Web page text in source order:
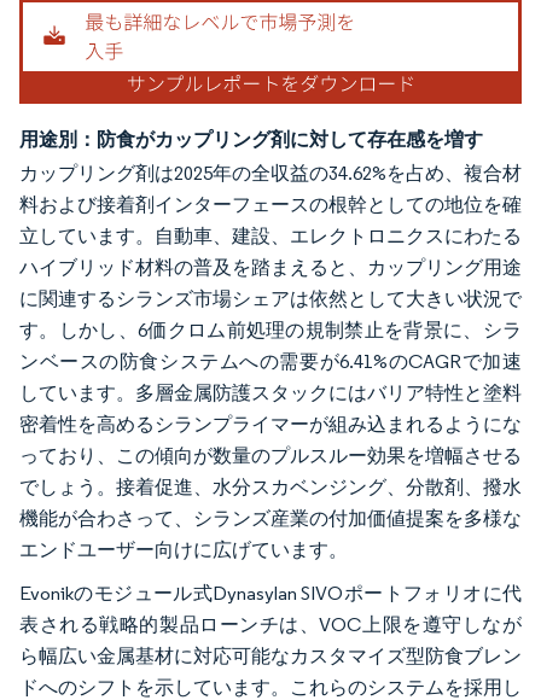
用途別：防食がカップリング剤に対して存在感を増す
カップリング剤は2025年の全収益の34.62%を占め、複合材
料および接着剤インターフェースの根幹としての地位を確
立しています。自動車、建設、エレクトロニクスにわたる
ハイブリッド材料の普及を踏まえると、カップリング用途
に関連するシランズ市場シェアは依然として大きい状況で
す。しかし、6価クロム前処理の規制禁止を背景に、シラ
ンベースの防食システムへの需要が6.41%のCAGRで加速
しています。多層金属防護スタックにはバリア特性と塗料
密着性を高めるシランプライマーが組み込まれるようにな
っており、この傾向が数量のプルスルー効果を増幅させる
でしょう。接着促進、水分スカベンジング、分散剤、撥水
機能が合わさって、シランズ産業の付加価値提案を多様な
エンドユーザー向けに広げています。
Evonikのモジュール式Dynasylan SIVOポートフォリオに代
表される戦略的製品ローンチは、VOC上限を遵守しなが
ら幅広い金属基材に対応可能なカスタマイズ型防食ブレン
ドへのシフトを示しています。これらのシステムを採用し